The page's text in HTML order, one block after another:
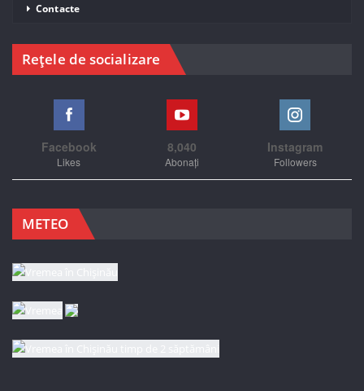
Contacte
Rețele de socializare
Facebook
Likes
8,040
Abonați
Instagram
Followers
METEO